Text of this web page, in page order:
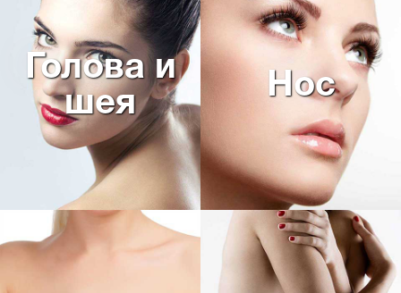
Голова и
шея
Нос